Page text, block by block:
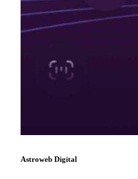
Astroweb Digital